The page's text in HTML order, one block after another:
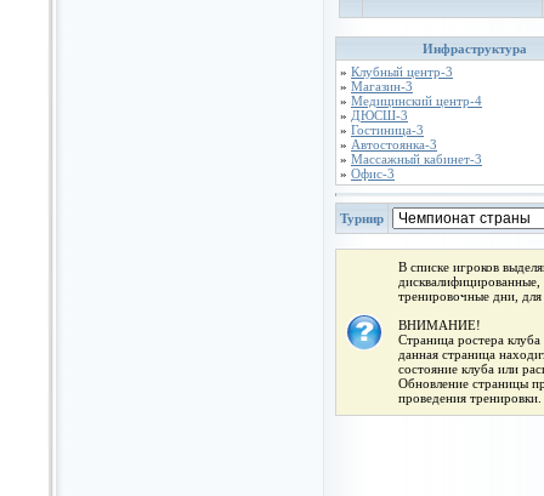
Инфраструктура
» Клубный центр-3
» Магазин-3
» Медицинский центр-4
» ДЮСШ-3
» Гостиница-3
» Автостоянка-3
» Массажный кабинет-3
» Офис-3
Турнир
В списке игроков
тренировочные дни,
ВНИМАНИЕ!
Страница ростера
данная страница
состояние клуба или
Обновление страницы
проведения тренировки.